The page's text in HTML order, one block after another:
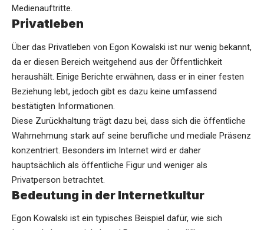
Medienauftritte.
Privatleben
Über das Privatleben von Egon Kowalski ist nur wenig bekannt,
da er diesen Bereich weitgehend aus der Öffentlichkeit
heraushält. Einige Berichte erwähnen, dass er in einer festen
Beziehung lebt, jedoch gibt es dazu keine umfassend
bestätigten Informationen.
Diese Zurückhaltung trägt dazu bei, dass sich die öffentliche
Wahrnehmung stark auf seine berufliche und mediale Präsenz
konzentriert. Besonders im Internet wird er daher
hauptsächlich als öffentliche Figur und weniger als
Privatperson betrachtet.
Bedeutung in der Internetkultur
Egon Kowalski ist ein typisches Beispiel dafür, wie sich